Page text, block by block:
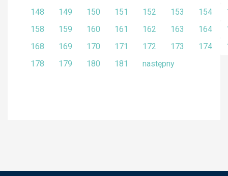
148
149 150 151 152 153 154
158
159 160 161 162 163 164
168
169 170 171 172 173 174
178
179 180 181 następny